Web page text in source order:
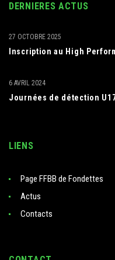
DERNIERES ACTUS
Inscription au High
27 OCTOBRE 2025
Journées de détection
6 AVRIL 2024
LIENS
Page FFBB de Fondettes
Actus
Contacts